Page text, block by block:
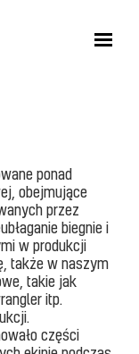
ponad
obejmujące
przez
biegnie i
w produkcji
także w naszym
takie jak
itp.
części